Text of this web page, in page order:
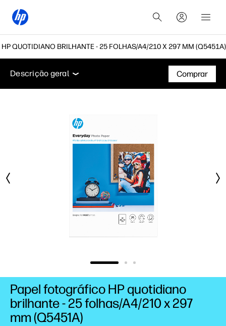
HP QUOTIDIANO BRILHANTE - 25 FOLHAS/A4/210 X 297 MM (Q5451A)
Descrição geral
Suporte
Descrição geral
Comprar
Papel fotográfico HP quotidiano
brilhante - 25 folhas/A4/210 x 297
mm (Q5451A)